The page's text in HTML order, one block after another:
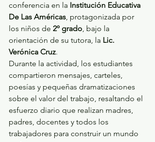
conferencia en la Institución Educativa
De Las Américas, protagonizada por
los niños de 2º grado, bajo la
orientación de su tutora, la Lic.
Verónica Cruz.
Durante la actividad, los estudiantes
compartieron mensajes, carteles,
poesías y pequeñas dramatizaciones
sobre el valor del trabajo, resaltando el
esfuerzo diario que realizan madres,
padres, docentes y todos los
trabajadores para construir un mundo